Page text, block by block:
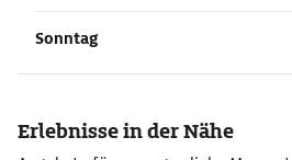
Sonntag
Erlebnisse in der Nähe